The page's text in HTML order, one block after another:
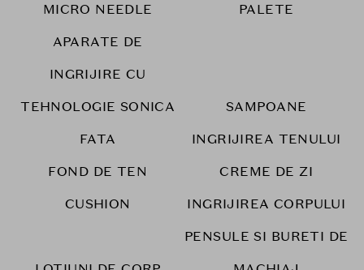
MICRO NEEDLE
PALETE
APARATE DE
INGRIJIRE CU
TEHNOLOGIE SONICA
SAMPOANE
FATA
INGRIJIREA TENULUI
FOND DE TEN
CREME DE ZI
CUSHION
INGRIJIREA CORPULUI
PENSULE SI BURETI DE